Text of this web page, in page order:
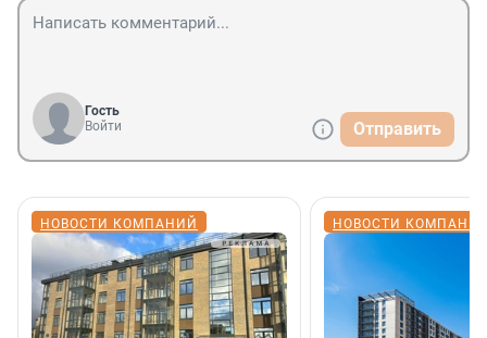
Гость
Войти
Отправить
НОВОСТИ КОМПАНИЙ НОВОСТИ